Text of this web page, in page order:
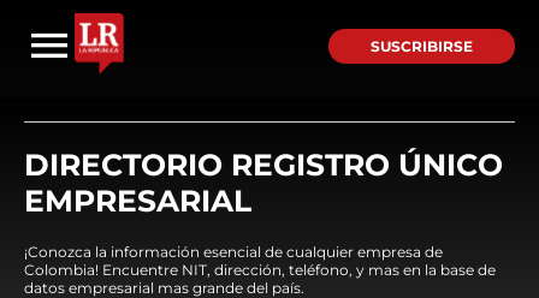
SUSCRIBIRSE
DIRECTORIO REGISTRO ÚNICO
EMPRESARIAL
¡Conozca la información esencial de cualquier empresa de
Colombia! Encuentre NIT, dirección, teléfono, y mas en la base de
datos empresarial mas grande del país.